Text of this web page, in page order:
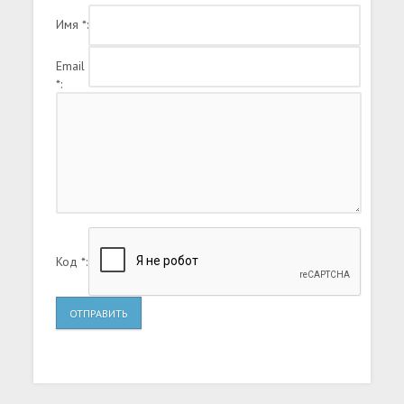
Имя *:
Email
*:
Код *:
ОТПРАВИТЬ